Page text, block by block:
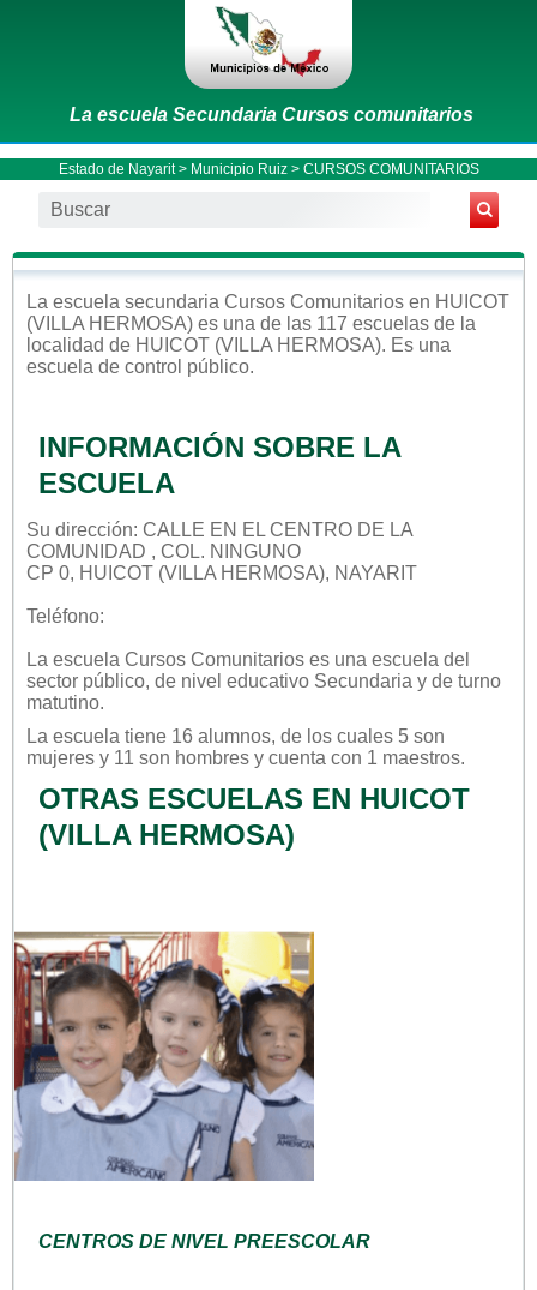
La escuela Secundaria Cursos comunitarios
Estado de Nayarit> Municipio Ruiz> CURSOS COMUNITARIOS
La escuela secundaria Cursos Comunitarios en HUICOT
(VILLA HERMOSA) es una de las 117 escuelas de la
localidad de HUICOT (VILLA HERMOSA). Es una
escuela de control público.
INFORMACIÓN SOBRE LA
ESCUELA
Su dirección: CALLE EN EL CENTRO DE LA
COMUNIDAD , COL. NINGUNO
CP 0, HUICOT (VILLA HERMOSA), NAYARIT
Teléfono:
La escuela Cursos Comunitarios es una escuela del
sector público, de nivel educativo Secundaria y de turno
matutino.
La escuela tiene 16 alumnos, de los cuales 5 son
mujeres y 11 son hombres y cuenta con 1 maestros.
OTRAS ESCUELAS EN HUICOT
(VILLA HERMOSA)
CENTROS DE NIVEL PREESCOLAR